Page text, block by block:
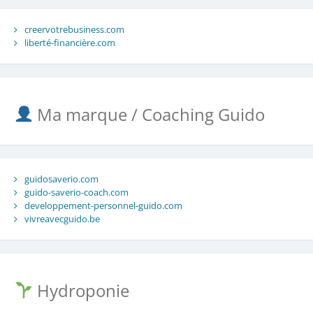
creervotrebusiness.com
liberté-financière.com
Ma marque / Coaching Guido
guidosaverio.com
guido-saverio-coach.com
developpement-personnel-guido.com
vivreavecguido.be
Hydroponie